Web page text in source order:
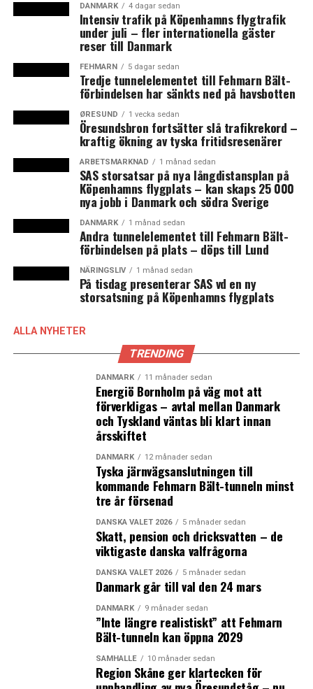
som Øresundsinstituttet publicerade i
december visar att den svenska uppköpsvågen av
fastigheter i Danmark i det närmaste fördubblades
under 2017 jämfört med året innan. 24 miljarder
svenska kronor investerades i danska fastigheter och
projektfastigheter under året. Det svenska
fastighetsbeståndet i Danmark är idag värt omkring 53
miljarder kronor, enligt rapporten. Bland aktörerna
finns Heimstaden, Niam, Wihlborgs, Balder, Akelius,
Castellum och Klövern. (News Øresund)
Heimstaden samlar fastigheter i nytt bolag och tar
in mer kapital
Heimstaden gör årets andra miljardförvärv i
EU vill satsa mer pengar på regional utveckling
Regeringen förlänger den svenska gränskontrollen
DANMARK 4 dagar sedan
Intensiv trafik på Köpenhamns flygtrafik
under juli – fler internationella gäster
reser till Danmark
FEHMARN 5 dagar sedan
Tredje tunnelelementet till Fehmarn Bält-
förbindelsen har sänkts ned på havsbotten
ØRESUND 1 vecka sedan
Öresundsbron fortsätter slå trafikrekord –
kraftig ökning av tyska fritidsresenärer
ARBETSMARKNAD 1 månad sedan
SAS storsatsar på nya långdistansplan på
Köpenhamns flygplats – kan skaps 25 000
nya jobb i Danmark och södra Sverige
DANMARK 1 månad sedan
Andra tunnelelementet till Fehmarn Bält-
förbindelsen på plats – döps till Lund
NÄRINGSLIV 1 månad sedan
På tisdag presenterar SAS vd en ny
storsatsning på Köpenhamns flygplats
ALLA NYHETER
TRENDING
DANMARK 11 månader sedan
Energiö Bornholm på väg mot att
förverkligas – avtal mellan Danmark
och Tyskland väntas bli klart innan
årsskiftet
DANMARK 12 månader sedan
Tyska järnvägsanslutningen till
kommande Fehmarn Bält-tunneln minst
tre år försenad
DANSKA VALET 2026 5 månader sedan
Skatt, pension och dricksvatten – de
viktigaste danska valfrågorna
DANSKA VALET 2026 5 månader sedan
Danmark går till val den 24 mars
DANMARK 9 månader sedan
”Inte längre realistiskt” att Fehmarn
Bält-tunneln kan öppna 2029
SAMHÄLLE 10 månader sedan
Region Skåne ger klartecken för